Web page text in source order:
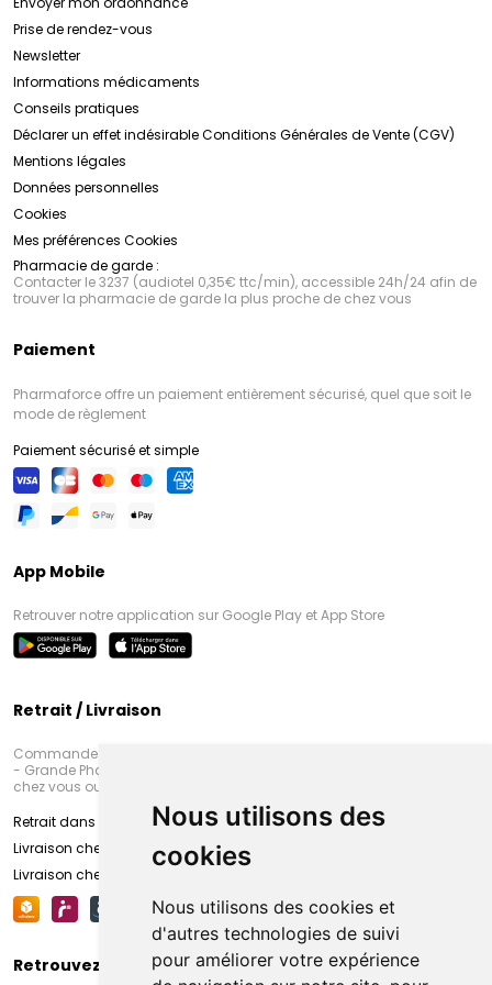
Nous utilisons des
cookies
Nous utilisons des cookies et
d'autres technologies de suivi
pour améliorer votre expérience
Découvrez la gamme SVR dès maintenant en
Engagement envers la Qualité et la Sécurité :
La qualité et la sécurité des produits
priorité absolue. Tous les produits sont soumis à des
tests rigoureux, tant en laboratoire qu'en conditions
réelles d'utilisation, afin de garantir leur efficacité et
leur tolérance. De plus,
ingrédients de haute qualité, sans parabènes, sans
silicones et sans allergènes, pour une expérience de
Découvrez la gamme SVR dès maintenant en
Prise de rendez-vous
Newsletter
Informations médicaments
Conseils pratiques
Déclarer un effet indésirableConditions Générales de Vente (CGV)
Mentions légales
Données personnelles
Cookies
Mes préférences Cookies
Pharmacie de garde :
Contacter le 3237 (audiotel 0,35€ ttc/min), accessible 24h/24 afin de
trouver la pharmacie de garde la plus proche de chez vous
Paiement
Pharmaforce offre un paiement entièrement sécurisé, quel que soit le
mode de règlement
Paiement sécurisé et simple
App Mobile
Retrouver notre application sur Google Play et App Store
Retrait / Livraison
Commandez en ligne et venez chercher votre commande à Amiens
- Grande Pharmacie d’Amiens (Fachon) ou recevez-là rapidement
chez vous ou en point retrait
Retrait dans la pharmacie d’Amiens
Livraison chez vous
Livraison chez votre commerçant
Retrouvez-nous sur vos réseaux sociaux